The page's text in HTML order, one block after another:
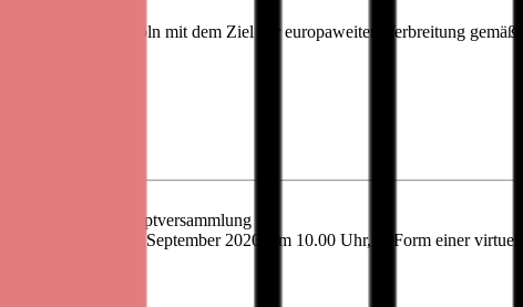
15.09.2020 in Köln mit dem Ziel der europaweiten Verbreitung gemäß
ordentlichen Hauptversammlung
Dienstag, den 15. September 2020, um 10.00 Uhr, in Form einer